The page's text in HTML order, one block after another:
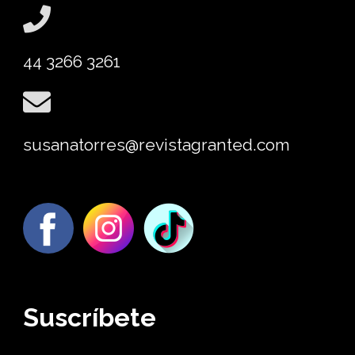
44 3266 3261
susanatorres@revistagranted.com
Suscríbete